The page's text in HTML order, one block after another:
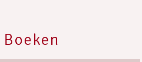
Boeken